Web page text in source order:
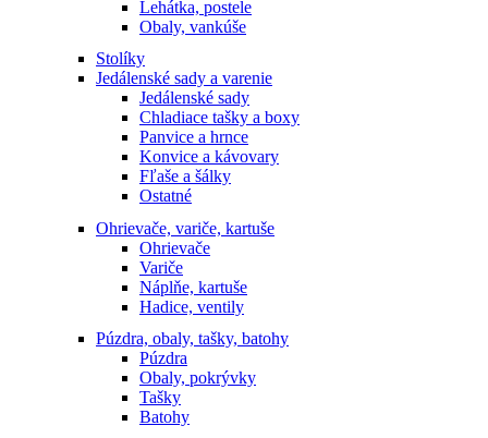
Lehátka, postele
Obaly, vankúše
Stolíky
Jedálenské sady a varenie
Jedálenské sady
Chladiace tašky a boxy
Panvice a hrnce
Konvice a kávovary
Fľaše a šálky
Ostatné
Ohrievače, variče, kartuše
Ohrievače
Variče
Náplňe, kartuše
Hadice, ventily
Púzdra, obaly, tašky, batohy
Púzdra
Obaly, pokrývky
Tašky
Batohy